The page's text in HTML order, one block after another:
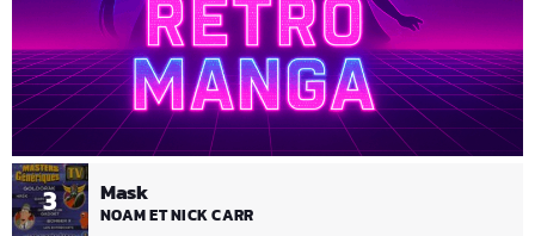
3 Mask
NOAM ET NICK CARR